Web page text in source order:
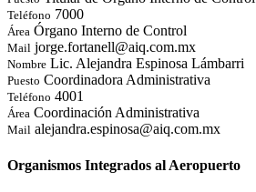
Teléfono 7000
Área Órgano Interno de Control
Mail jorge.fortanell@aiq.com.mx
Nombre Lic. Alejandra Espinosa Lámbarri
Puesto Coordinadora Administrativa
Teléfono 4001
Área Coordinación Administrativa
Mail alejandra.espinosa@aiq.com.mx
Organismos Integrados al Aeropuerto